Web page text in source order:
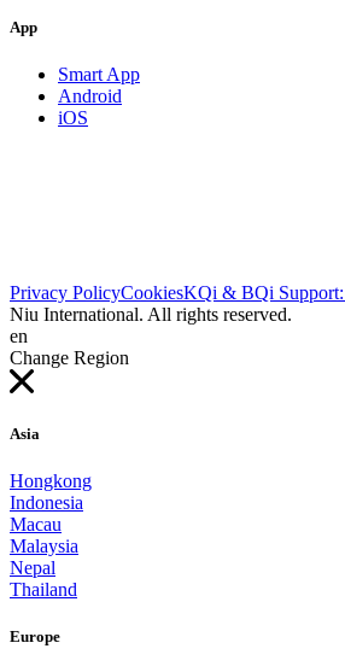
App
Smart App
Android
iOS
Privacy PolicyCookiesKQi & BQi
Niu International. All rights reserved.
en
Change Region
Asia
Hongkong
Indonesia
Macau
Malaysia
Nepal
Thailand
Europe